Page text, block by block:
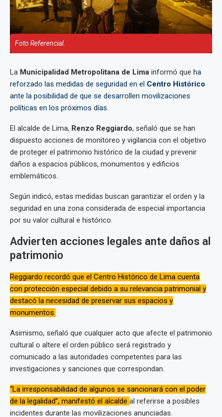
Foto Referencial.
La Municipalidad Metropolitana de Lima informó que ha
reforzado las medidas de seguridad en el Centro Histórico
ante la posibilidad de que se desarrollen movilizaciones
políticas en los próximos días.
El alcalde de Lima, Renzo Reggiardo, señaló que se han
dispuesto acciones de monitoreo y vigilancia con el objetivo
de proteger el patrimonio histórico de la ciudad y prevenir
daños a espacios públicos, monumentos y edificios
emblemáticos.
Según indicó, estas medidas buscan garantizar el orden y la
seguridad en una zona considerada de especial importancia
por su valor cultural e histórico.
Advierten acciones legales ante daños al
patrimonio
Reggiardo recordó que el Centro Histórico de Lima cuenta
con protección especial debido a su relevancia patrimonial y
destacó la necesidad de preservar sus espacios y
monumentos.
Asimismo, señaló que cualquier acto que afecte el patrimonio
cultural o altere el orden público será registrado y
comunicado a las autoridades competentes para las
investigaciones y sanciones que correspondan.
“La irresponsabilidad de algunos se sancionará con el poder
de la legalidad”, manifestó el alcalde al referirse a posibles
incidentes durante las movilizaciones anunciadas.